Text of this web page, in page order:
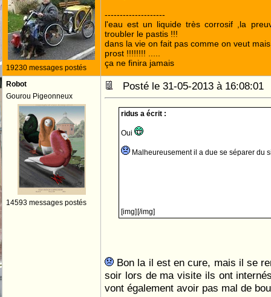
19230 messages postés
--------------------
l'eau est un liquide très corrosif ,la
troubler le pastis !!!
dans la vie on fait pas comme on veut
prost !!!!!!!! .....
ça ne finira jamais
Robot
Gourou Pigeonneux
14593 messages postés
Posté le 31-05-2013 à
ridus a écrit :
Oui
Malheureusement il a due se séparer du
[img] [/img]
Bon la il est en cure, mais il se
soir lors de ma visite ils ont
vont également avoir pas mal de